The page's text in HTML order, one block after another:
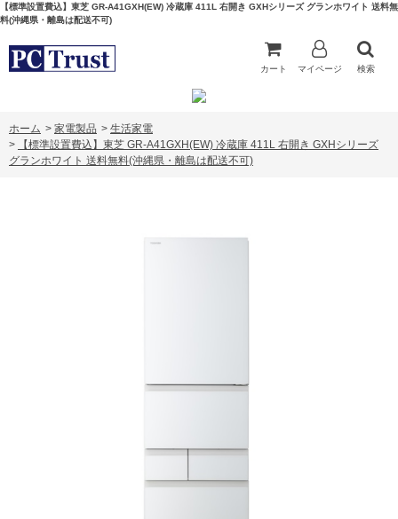
【標準設置費込】東芝 GR-A41GXH(EW) 冷蔵庫 411L 右開き GXHシリーズ グランホワイト 送料無
料(沖縄県・離島は配送不可)
カート マイページ 検索
ホーム > 家電製品 > 生活家電
>
【標準設置費込】東芝 GR-A41GXH(EW) 冷蔵庫 411L 右開き GXHシリーズ
グランホワイト 送料無料(沖縄県・離島は配送不可)